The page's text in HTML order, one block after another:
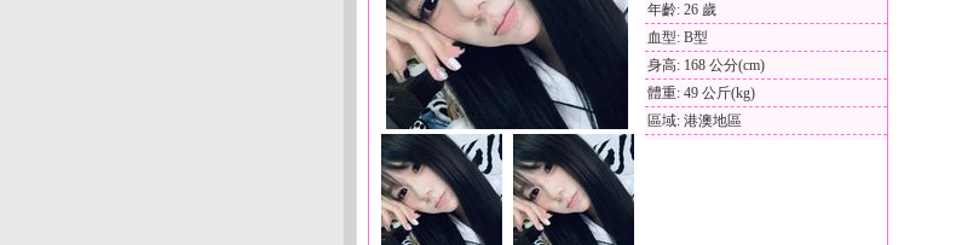
年齡: 26 歲
血型: B型
身高: 168 公分(cm)
體重: 49 公斤(kg)
區域: 港澳地區